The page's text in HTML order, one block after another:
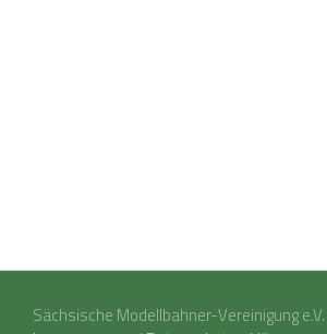
Sächsische Modellbahner-Vereinigung